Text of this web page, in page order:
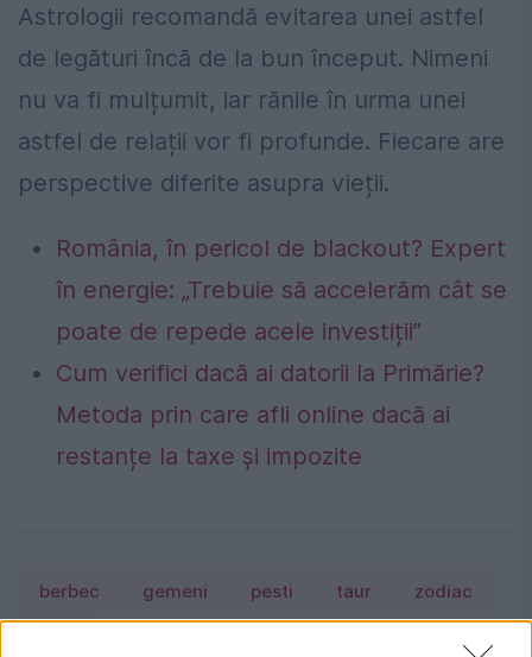
Astrologii recomandă evitarea unei astfel
de legături încă de la bun început. Nimeni
nu va fi mulțumit, iar rănile în urma unei
astfel de relații vor fi profunde. Fiecare are
perspective diferite asupra vieții.
România, în pericol de blackout? Expert
în energie: „Trebuie să accelerăm cât se
poate de repede acele investiții”
Cum verifici dacă ai datorii la Primărie?
Metoda prin care afli online dacă ai
restanțe la taxe și impozite
berbec gemeni pesti taur zodiac